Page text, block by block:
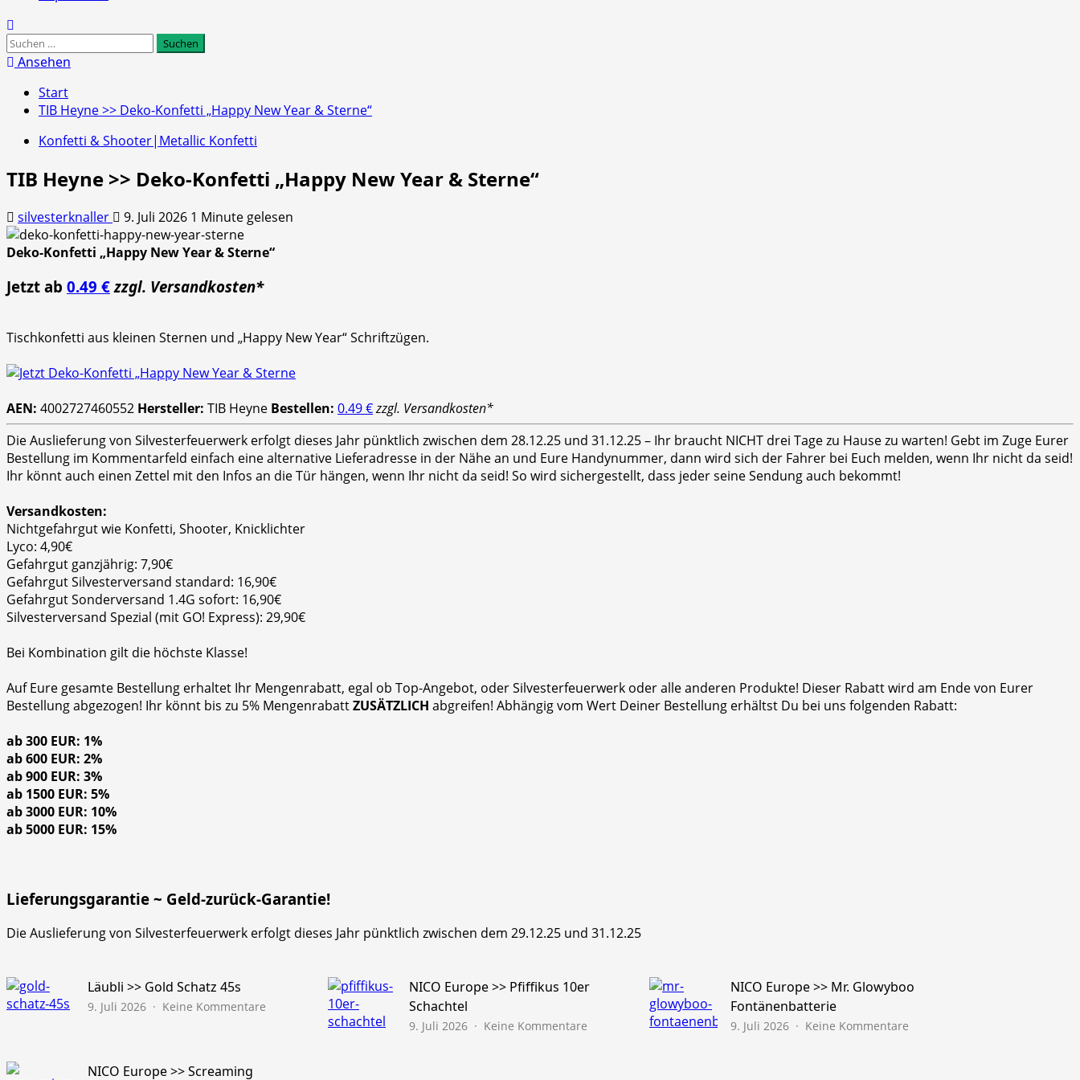
Suchen
nach:
Ansehen
Start
TIB Heyne >> Deko-Konfetti „Happy New Year & Sterne“
Konfetti & Shooter|Metallic Konfetti
TIB Heyne >> Deko-Konfetti „Happy New Year & Sterne“
silvesterknaller 9. Juli 2026 1 Minute gelesen
Deko-Konfetti „Happy New Year & Sterne“
Jetzt ab 0.49 € zzgl. Versandkosten*
Tischkonfetti aus kleinen Sternen und „Happy New Year“ Schriftzügen.
AEN: 4002727460552 Hersteller: TIB Heyne Bestellen: 0.49 €zzgl. Versandkosten*
Die Auslieferung von Silvesterfeuerwerk erfolgt dieses Jahr pünktlich zwischen dem 28.12.25 und 31.12.25 – Ihr braucht NICHT drei Tage zu Hause zu warten! Gebt im Zuge Eurer
Bestellung im Kommentarfeld einfach eine alternative Lieferadresse in der Nähe an und Eure Handynummer, dann wird sich der Fahrer bei Euch melden, wenn Ihr nicht da seid!
Ihr könnt auch einen Zettel mit den Infos an die Tür hängen, wenn Ihr nicht da seid! So wird sichergestellt, dass jeder seine Sendung auch bekommt!
Versandkosten:
Nichtgefahrgut wie Konfetti, Shooter, Knicklichter
Lyco: 4,90€
Gefahrgut ganzjährig: 7,90€
Gefahrgut Silvesterversand standard: 16,90€
Gefahrgut Sonderversand 1.4G sofort: 16,90€
Silvesterversand Spezial (mit GO! Express): 29,90€
Bei Kombination gilt die höchste Klasse!
Auf Eure gesamte Bestellung erhaltet Ihr Mengenrabatt, egal ob Top-Angebot, oder Silvesterfeuerwerk oder alle anderen Produkte! Dieser Rabatt wird am Ende von Eurer
Bestellung abgezogen! Ihr könnt bis zu 5% MengenrabattZUSÄTZLICH abgreifen! Abhängig vom Wert Deiner Bestellung erhältst Du bei uns folgenden Rabatt:
ab 300 EUR: 1%
ab 600 EUR: 2%
ab 900 EUR: 3%
ab 1500 EUR: 5%
ab 3000 EUR: 10%
ab 5000 EUR: 15%
Lieferungsgarantie ~ Geld-zurück-Garantie!
Die Auslieferung von Silvesterfeuerwerk erfolgt dieses Jahr pünktlich zwischen dem 29.12.25 und 31.12.25
Läubli >> Gold Schatz 45s
9. Juli 2026 Keine Kommentare
NICO Europe >> Pfiffikus 10er
Schachtel
9. Juli 2026 Keine Kommentare
NICO Europe >> Mr. Glowyboo
Fontänenbatterie
9. Juli 2026 Keine Kommentare
NICO Europe >> Screaming